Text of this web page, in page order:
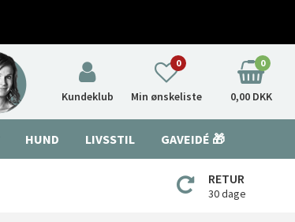
Kundeklub Min ønskeliste
0 0
0,00 DKK
HUND LIVSSTIL GAVEIDÉ 🎁
RETUR
30 dage